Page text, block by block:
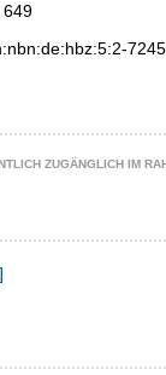
649
ZUGÄNGLICH IM
]